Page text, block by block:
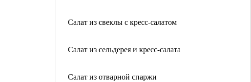
Салат из свеклы с кресс-салатом
Салат из сельдерея и кресс-салата
Салат из отварной спаржи